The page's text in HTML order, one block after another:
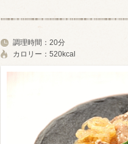
類・穀物
その他
調理時間： 20分
カロリー： 520kcal